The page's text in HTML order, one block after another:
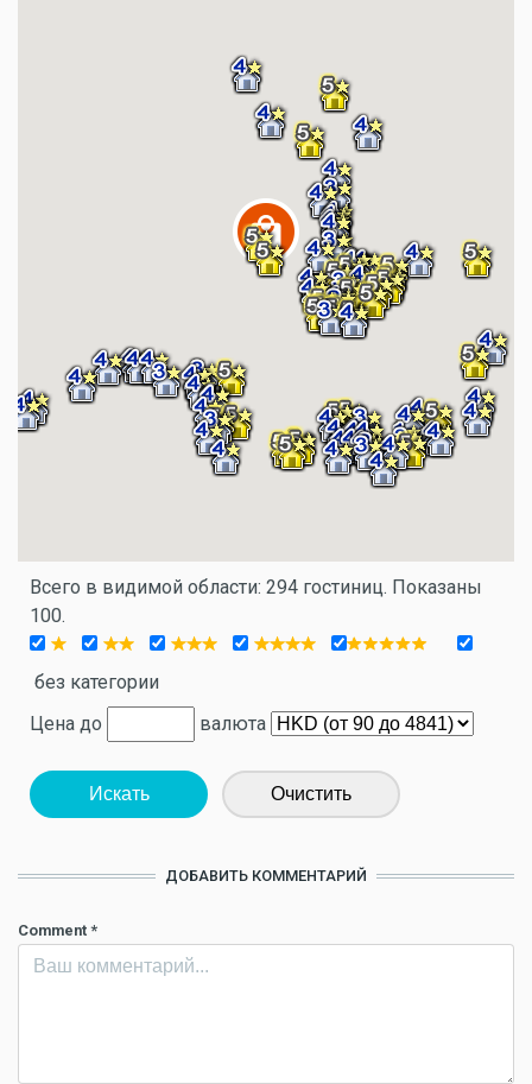
Всего в видимой области: 294 гостиниц. Показаны
100.
без категории
Цена до
валюта
Искать Очистить
ДОБАВИТЬ КОММЕНТАРИЙ
Comment *